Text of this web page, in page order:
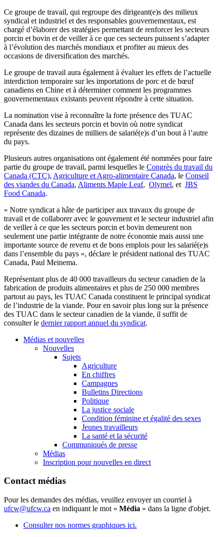
Ce groupe de travail, qui regroupe des dirigeant(e)s des milieux
syndical et industriel et des responsables gouvernementaux, est
chargé d’élaborer des stratégies permettant de renforcer les secteurs
porcin et bovin et de veiller à ce que ces secteurs puissent s’adapter
à l’évolution des marchés mondiaux et profiter au mieux des
occasions de diversification des marchés.
Le groupe de travail aura également à évaluer les effets de l’actuelle
interdiction temporaire sur les importations de porc et de bœuf
canadiens en Chine et à déterminer comment les programmes
gouvernementaux existants peuvent répondre à cette situation.
La nomination vise à reconnaître la forte présence des TUAC
Canada dans les secteurs porcin et bovin où notre syndicat
représente des dizaines de milliers de salarié(e)s d’un bout à l’autre
du pays.
Plusieurs autres organisations ont également été nommées pour faire
partie du groupe de travail, parmi lesquelles le Congrès du travail du
Canada (CTC), Agriculture et Agro-alimentaire Canada, le Conseil
des viandes du Canada, Aliments Maple Leaf, Olymel, et JBS
Food Canada.
« Notre syndicat a hâte de participer aux travaux du groupe de
travail et de collaborer avec le gouvernent et le secteur industriel afin
de veiller à ce que les secteurs porcin et bovin demeurent non
seulement une partie intégrante de notre économie mais aussi une
importante source de revenu et de bons emplois pour les salarié(e)s
dans l’ensemble du pays », déclare le président national des TUAC
Canada, Paul Meinema.
Représentant plus de 40 000 travailleurs du secteur canadien de la
fabrication de produits alimentaires et plus de 250 000 membres
partout au pays, les TUAC Canada constituent le principal syndicat
de l’industrie de la viande. Pour en savoir plus long sur la présence
des TUAC dans le secteur canadien de la viande, il suffit de
consulter le dernier rapport annuel du syndicat.
Médias et nouvelles
Nouvelles
Sujets
Agriculture
En chiffres
Campagnes
Bulletins Directions
Politique
La justice sociale
Condition féminine et égalité des sexes
Jeunes travailleurs
La santé et la sécurité
Communiqués de presse
Médias
Inscription pour nouvelles en direct
Contact médias
Pour les demandes des médias, veuillez envoyer un courriel à
ufcw@ufcw.ca en indiquant le mot « Média » dans la ligne d'objet.
Consulter nos normes graphiques ici.